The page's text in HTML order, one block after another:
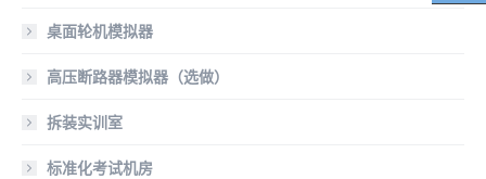
桌面轮机模拟器
高压断路器模拟器（选做）
拆装实训室
标准化考试机房